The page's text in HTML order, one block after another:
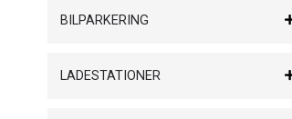
BILPARKERING
LADESTATIONER